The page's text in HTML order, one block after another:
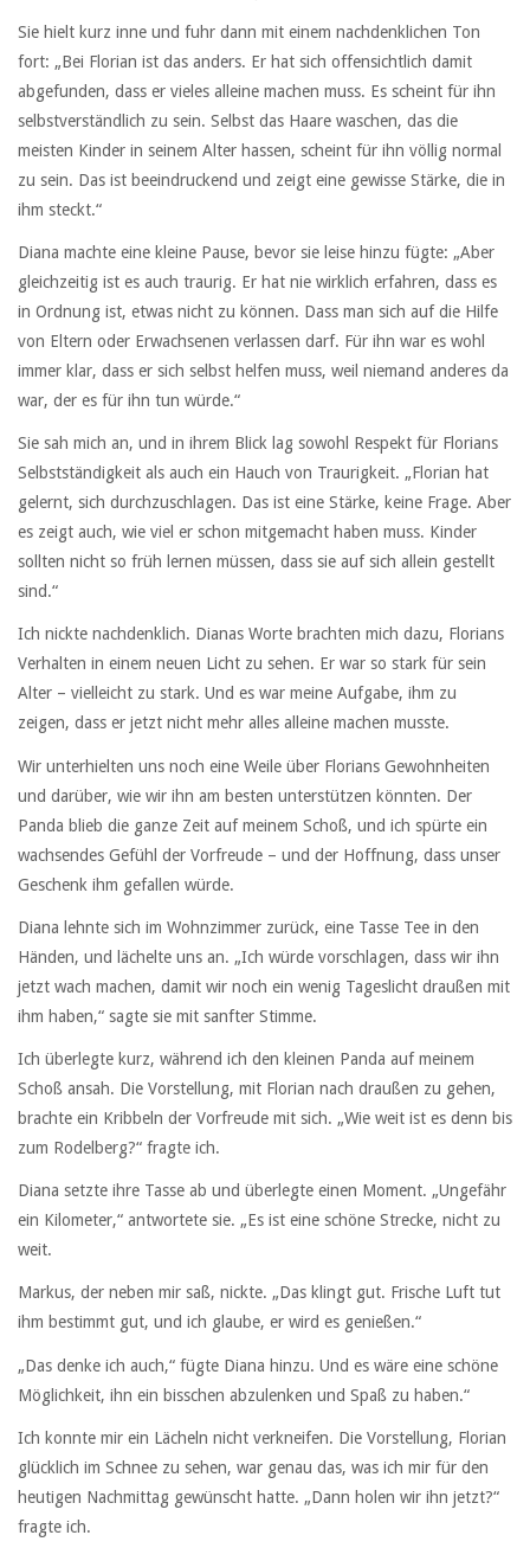
Sie hielt kurz inne und fuhr dann mit einem nachdenklichen Ton
fort: „Bei Florian ist das anders. Er hat sich offensichtlich damit
abgefunden, dass er vieles alleine machen muss. Es scheint für ihn
selbstverständlich zu sein. Selbst das Haare waschen, das die
meisten Kinder in seinem Alter hassen, scheint für ihn völlig normal
zu sein. Das ist beeindruckend und zeigt eine gewisse Stärke, die in
ihm steckt.“
Diana machte eine kleine Pause, bevor sie leise hinzu fügte: „Aber
gleichzeitig ist es auch traurig. Er hat nie wirklich erfahren, dass es
in Ordnung ist, etwas nicht zu können. Dass man sich auf die Hilfe
von Eltern oder Erwachsenen verlassen darf. Für ihn war es wohl
immer klar, dass er sich selbst helfen muss, weil niemand anderes da
war, der es für ihn tun würde.“
Sie sah mich an, und in ihrem Blick lag sowohl Respekt für Florians
Selbstständigkeit als auch ein Hauch von Traurigkeit. „Florian hat
gelernt, sich durchzuschlagen. Das ist eine Stärke, keine Frage. Aber
es zeigt auch, wie viel er schon mitgemacht haben muss. Kinder
sollten nicht so früh lernen müssen, dass sie auf sich allein gestellt
sind.“
Ich nickte nachdenklich. Dianas Worte brachten mich dazu, Florians
Verhalten in einem neuen Licht zu sehen. Er war so stark für sein
Alter – vielleicht zu stark. Und es war meine Aufgabe, ihm zu
zeigen, dass er jetzt nicht mehr alles alleine machen musste.
Wir unterhielten uns noch eine Weile über Florians Gewohnheiten
und darüber, wie wir ihn am besten unterstützen könnten. Der
Panda blieb die ganze Zeit auf meinem Schoß, und ich spürte ein
wachsendes Gefühl der Vorfreude – und der Hoffnung, dass unser
Geschenk ihm gefallen würde.
Diana lehnte sich im Wohnzimmer zurück, eine Tasse Tee in den
Händen, und lächelte uns an. „Ich würde vorschlagen, dass wir ihn
jetzt wach machen, damit wir noch ein wenig Tageslicht draußen mit
ihm haben,“ sagte sie mit sanfter Stimme.
Ich überlegte kurz, während ich den kleinen Panda auf meinem
Schoß ansah. Die Vorstellung, mit Florian nach draußen zu gehen,
brachte ein Kribbeln der Vorfreude mit sich. „Wie weit ist es denn bis
zum Rodelberg?“ fragte ich.
Diana setzte ihre Tasse ab und überlegte einen Moment. „Ungefähr
ein Kilometer,“ antwortete sie. „Es ist eine schöne Strecke, nicht zu
weit.
Markus, der neben mir saß, nickte. „Das klingt gut. Frische Luft tut
ihm bestimmt gut, und ich glaube, er wird es genießen.“
„Das denke ich auch,“ fügte Diana hinzu. Und es wäre eine schöne
Möglichkeit, ihn ein bisschen abzulenken und Spaß zu haben.“
Ich konnte mir ein Lächeln nicht verkneifen. Die Vorstellung, Florian
glücklich im Schnee zu sehen, war genau das, was ich mir für den
heutigen Nachmittag gewünscht hatte. „Dann holen wir ihn jetzt?“
fragte ich.